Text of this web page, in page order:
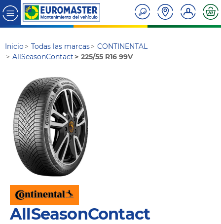
Inicio Todas las marcas
CONTINENTAL
AllSeasonContact
225/55 R16 99V
AllSeasonContact